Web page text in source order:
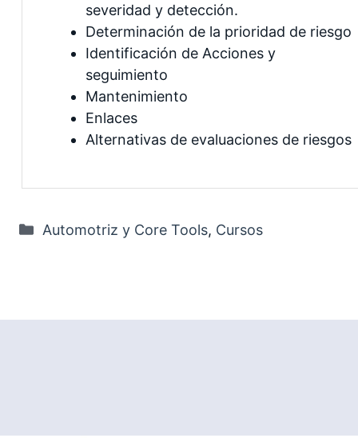
severidad y detección.
Determinación de la prioridad de riesgo
Identificación de Acciones y
seguimiento
Mantenimiento
Enlaces
Alternativas de evaluaciones de riesgos
Categorías
Automotriz y Core Tools, Cursos